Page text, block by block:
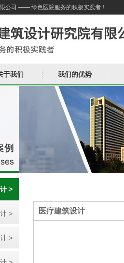
公司 —— 绿色医院服务的积极实践者！
于我们 我们的优势
>
>
>
医疗建筑设计